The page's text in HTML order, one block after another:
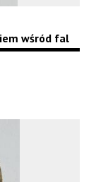
wśród fal